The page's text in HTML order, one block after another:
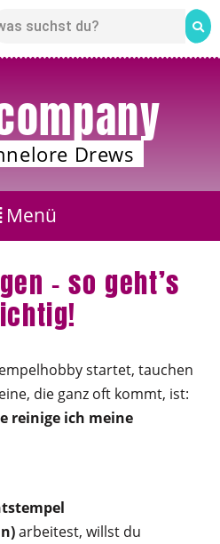
Drews
– so geht’s
startet, tauchen
die ganz oft kommt, ist:
reinige ich meine
arbeitest, willst du